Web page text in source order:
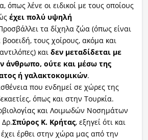
λένε οι ειδικοί με τους οποίους
έχει πολύ υψηλή
τα δίχηλα ζώα (όπως είναι
τους χοίρους, ακόμα και
και δεν μεταδίδεται με
άνθρωπο, ούτε και μέσω της
ή γαλακτοκομικών.
που ενδημεί σε χώρες της
όπως και στην Τουρκία.
και Λοιμωδών Νοσημάτων
Δρ.Σπύρος Κ. Κρήτας, εξηγεί ότι και
έχει έρθει στην χώρα μας από την